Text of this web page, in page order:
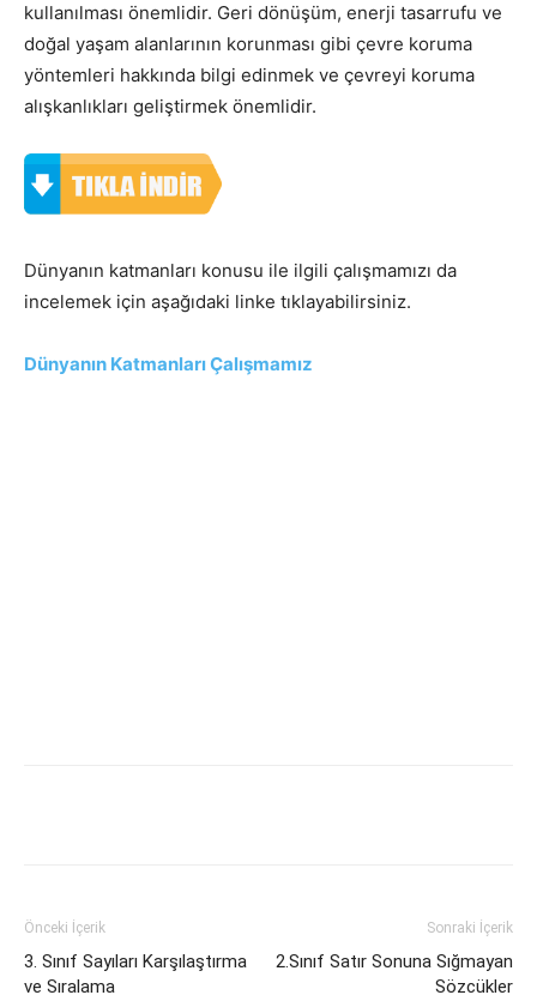
kullanılması önemlidir. Geri dönüşüm, enerji tasarrufu ve
doğal yaşam alanlarının korunması gibi çevre koruma
yöntemleri hakkında bilgi edinmek ve çevreyi koruma
alışkanlıkları geliştirmek önemlidir.
Dünyanın katmanları konusu ile ilgili çalışmamızı da
incelemek için aşağıdaki linke tıklayabilirsiniz.
Dünyanın Katmanları Çalışmamız
Önceki İçerik
3. Sınıf Sayıları Karşılaştırma
ve Sıralama
Sonraki İçerik
2.Sınıf Satır Sonuna Sığmayan
Sözcükler